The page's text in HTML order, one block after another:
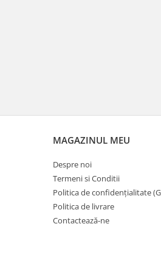
MAGAZINUL MEU
Despre noi
Termeni si Conditii
Politica de confidențialitate
Politica de livrare
Contactează-ne